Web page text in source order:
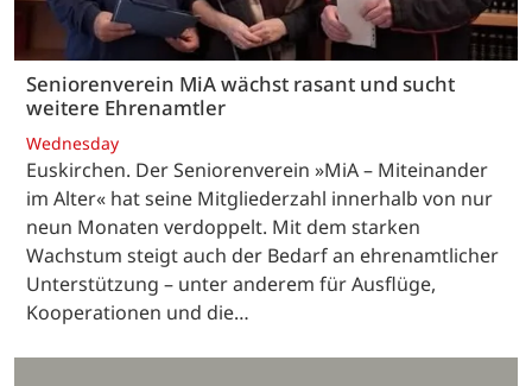
Seniorenverein MiA wächst rasant und sucht
weitere Ehrenamtler
Wednesday
Euskirchen. Der Seniorenverein »MiA – Miteinander
im Alter« hat seine Mitgliederzahl innerhalb von nur
neun Monaten verdoppelt. Mit dem starken
Wachstum steigt auch der Bedarf an ehrenamtlicher
Unterstützung – unter anderem für Ausflüge,
Kooperationen und die…